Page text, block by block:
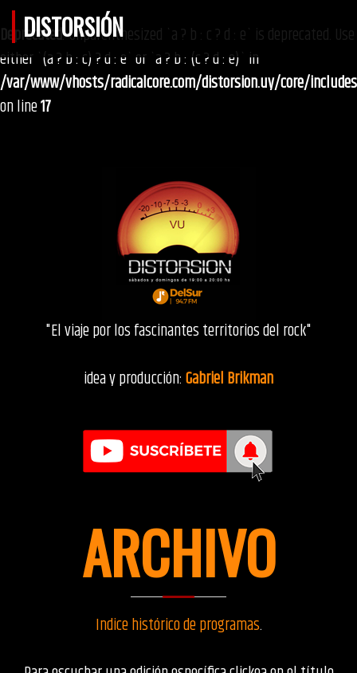
Deprecated: Unparenthesized `a ? b : c ? d : e` is deprecated. Use
either `(a ? b : c) ? d : e` or `a ? b : (c ? d : e)` in
/var/www/vhosts/radicalcore.com/distorsion.uy/core/
on line17
DISTORSIÓN
"El viaje por los fascinantes territorios del rock"
idea y producción:Gabriel Brikman
ARCHIVO
Indice histórico de programas.